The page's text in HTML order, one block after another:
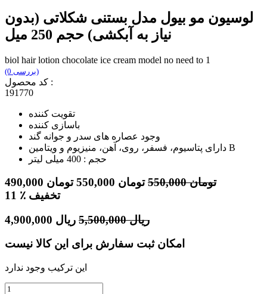
لوسیون مو بیول مدل بستنی شکلاتی (بدون
نیاز به آبکشی) حجم 250 میل
biol hair lotion chocolate ice cream model no need to 1
(0 بررسی)
کد محصول :
191770
تقویت کننده
باسازی کننده
وجود عصاره های سدر و جوانه گند
دارای پتاسیوم، فسفر، روی، آهن، منیزیوم و ویتامین B
حجم : 400 میلی لیتر
490,000 تومان 550,000تومان 550,000 تومان
11
٪ تخفیف
4,900,000 ریال 5,500,000 ریال
امکان ثبت سفارش برای این کالا نیست
این ترکیب وجود ندارد